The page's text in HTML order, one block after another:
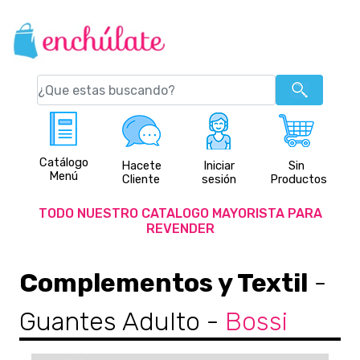
Catálogo
Menú
Hacete
Cliente
Iniciar
sesión
Sin
Productos
TODO NUESTRO CATALOGO MAYORISTA PARA
REVENDER
Complementos y Textil -
Guantes Adulto - Bossi